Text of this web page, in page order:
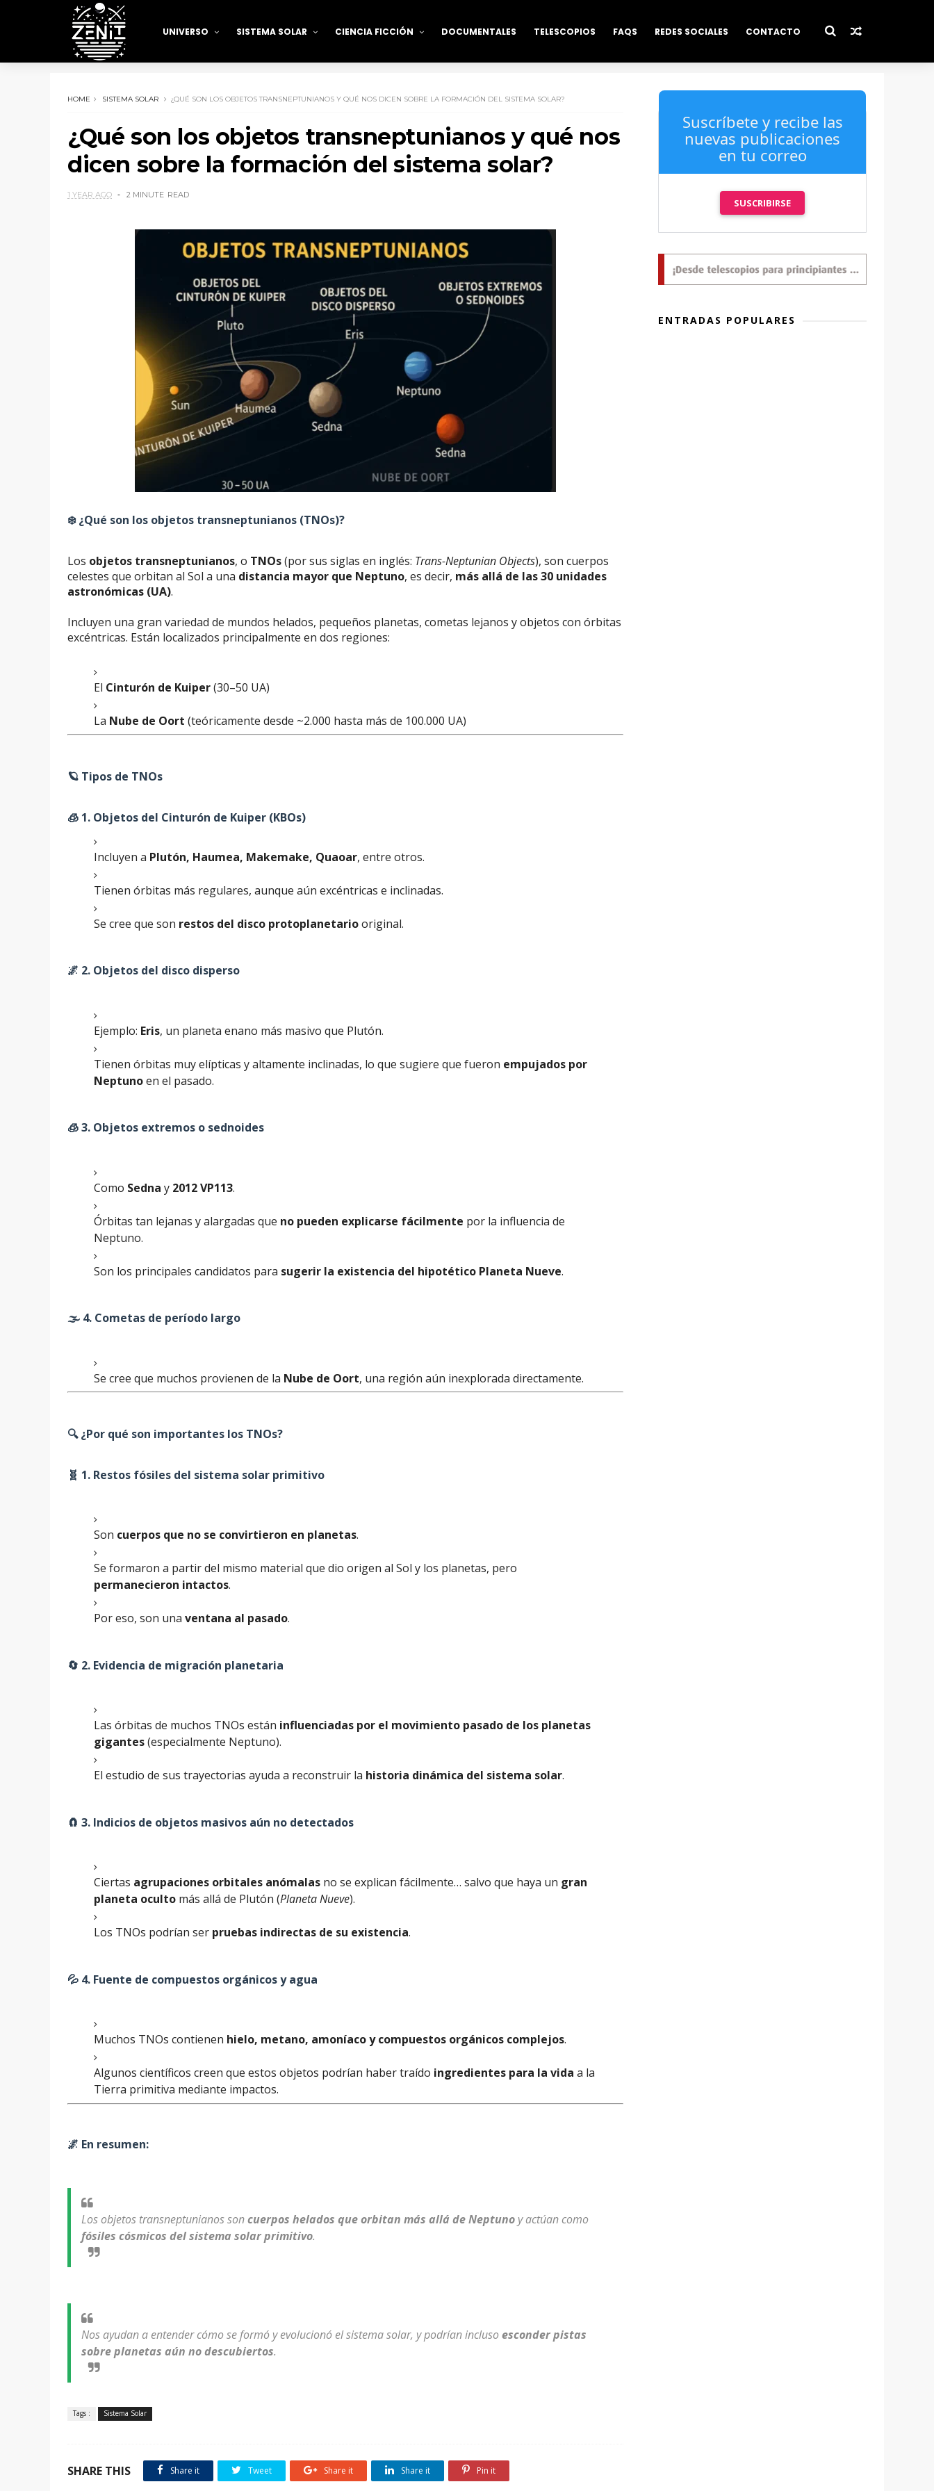
UNIVERSO SISTEMA SOLAR CIENCIA FICCIÓN DOCUMENTALES TELESCOPIOS FAQS REDES SOCIALES CONTACTO
HOME SISTEMA SOLAR ¿QUÉ SON LOS OBJETOS TRANSNEPTUNIANOS Y QUÉ NOS DICEN SOBRE LA FORMACIÓN DEL SISTEMA SOLAR?
¿Qué son los objetos transneptunianos y qué nos
dicen sobre la formación del sistema solar?
1 YEAR AGO 2 MINUTE READ
❄️ ¿Qué son los objetos transneptunianos (TNOs)?
Los objetos transneptunianos, o TNOs(por sus siglas en inglés: Trans-Neptunian Objects), son cuerpos
celestes que orbitan al Sol a una distancia mayor que Neptuno, es decir, más allá de las 30 unidades
astronómicas (UA).
Incluyen una gran variedad de mundos helados, pequeños planetas, cometas lejanos y objetos con órbitas
excéntricas. Están localizados principalmente en dos regiones:
El Cinturón de Kuiper(30–50 UA)
La Nube de Oort (teóricamente desde ~2.000 hasta más de 100.000 UA)
🪐 Tipos de TNOs
🧊 1. Objetos del Cinturón de Kuiper (KBOs)
Incluyen a Plutón, Haumea, Makemake, Quaoar, entre otros.
Tienen órbitas más regulares, aunque aún excéntricas e inclinadas.
Se cree que son restos del disco protoplanetariooriginal.
🌌 2. Objetos del disco disperso
Ejemplo: Eris, un planeta enano más masivo que Plutón.
Tienen órbitas muy elípticas y altamente inclinadas, lo que sugiere que fueron empujados por
Neptunoen el pasado.
🧊 3. Objetos extremos o sednoides
Como Sedna y 2012 VP113.
Órbitas tan lejanas y alargadas que no pueden explicarse fácilmente por la influencia de
Neptuno.
Son los principales candidatos para sugerir la existencia del hipotético Planeta Nueve.
🌫️ 4. Cometas de período largo
Se cree que muchos provienen de la Nube de Oort, una región aún inexplorada directamente.
🔍 ¿Por qué son importantes los TNOs?
🧬 1. Restos fósiles del sistema solar primitivo
Son cuerpos que no se convirtieron en planetas.
Se formaron a partir del mismo material que dio origen al Sol y los planetas, pero
permanecieron intactos.
Por eso, son una ventana al pasado.
🔄 2. Evidencia de migración planetaria
Las órbitas de muchos TNOs están influenciadas por el movimiento pasado de los planetas
gigantes(especialmente Neptuno).
El estudio de sus trayectorias ayuda a reconstruir la historia dinámica del sistema solar.
🧲 3. Indicios de objetos masivos aún no detectados
Ciertas agrupaciones orbitales anómalasno se explican fácilmente… salvo que haya un gran
planeta ocultomás allá de Plutón (Planeta Nueve).
Los TNOs podrían ser pruebas indirectas de su existencia.
💦 4. Fuente de compuestos orgánicos y agua
Muchos TNOs contienen hielo, metano, amoníaco y compuestos orgánicos complejos.
Algunos científicos creen que estos objetos podrían haber traído ingredientes para la vida a la
Tierra primitiva mediante impactos.
🌌 En resumen:
Los objetos transneptunianos soncuerpos helados que orbitan más allá de Neptuno y actúan como
fósiles cósmicos del sistema solar primitivo.
Nos ayudan a entender cómo se formó y evolucionó el sistema solar, y podrían inclusoesconder pistas
sobre planetas aún no descubiertos.
Tags : Sistema Solar
SHARE THIS Share it Tweet Share it Share it Pin it
Suscríbete y recibe las
nuevas publicaciones
en tu correo
SUSCRIBIRSE
ENTRADAS POPULARES